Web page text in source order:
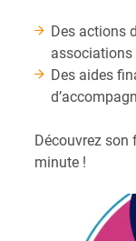
Des actions
associations
Des aides
Découvrez son
minute !